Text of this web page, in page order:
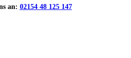
an: 02154 48 125 147